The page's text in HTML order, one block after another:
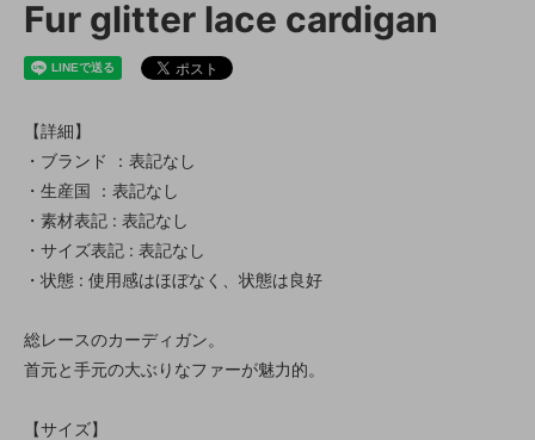
Fur glitter lace cardigan
【詳細】
・ブランド ：表記なし
・生産国 ：表記なし
・素材表記 : 表記なし
・サイズ表記 : 表記なし
・状態 : 使用感はほぼなく、状態は良好
総レースのカーディガン。
首元と手元の大ぶりなファーが魅力的。
【サイズ】